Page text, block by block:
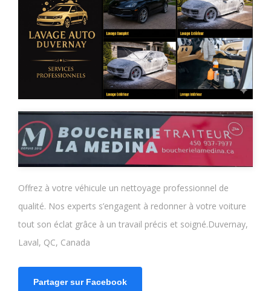
Offrez à votre véhicule un nettoyage professionnel de
qualité. Nos experts s’engagent à redonner à votre voiture
tout son éclat grâce à un travail précis et soigné.Duvernay,
Laval, QC, Canada
Partager sur Facebook